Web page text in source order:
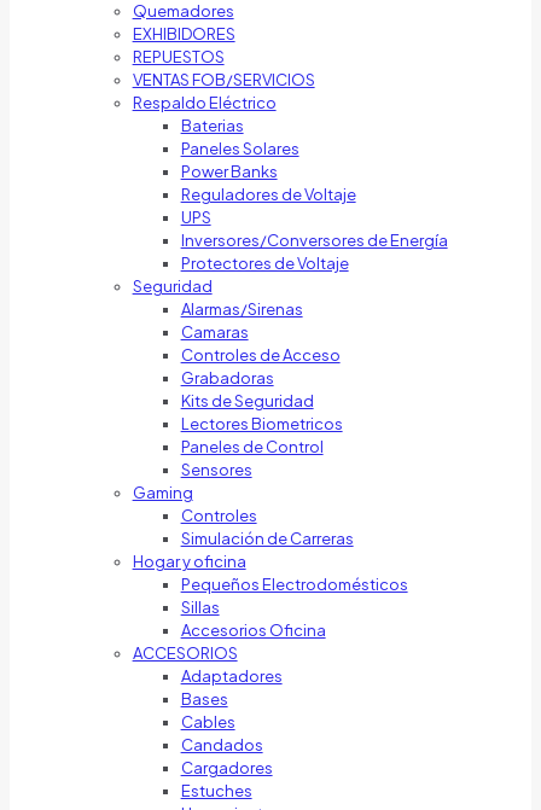
Quemadores
EXHIBIDORES
REPUESTOS
VENTAS FOB/SERVICIOS
Respaldo Eléctrico
Baterias
Paneles Solares
Power Banks
Reguladores de Voltaje
UPS
Inversores/Conversores de Energía
Protectores de Voltaje
Seguridad
Alarmas/Sirenas
Camaras
Controles de Acceso
Grabadoras
Kits de Seguridad
Lectores Biometricos
Paneles de Control
Sensores
Gaming
Controles
Simulación de Carreras
Hogar y oficina
Pequeños Electrodomésticos
Sillas
Accesorios Oficina
ACCESORIOS
Adaptadores
Bases
Cables
Candados
Cargadores
Estuches